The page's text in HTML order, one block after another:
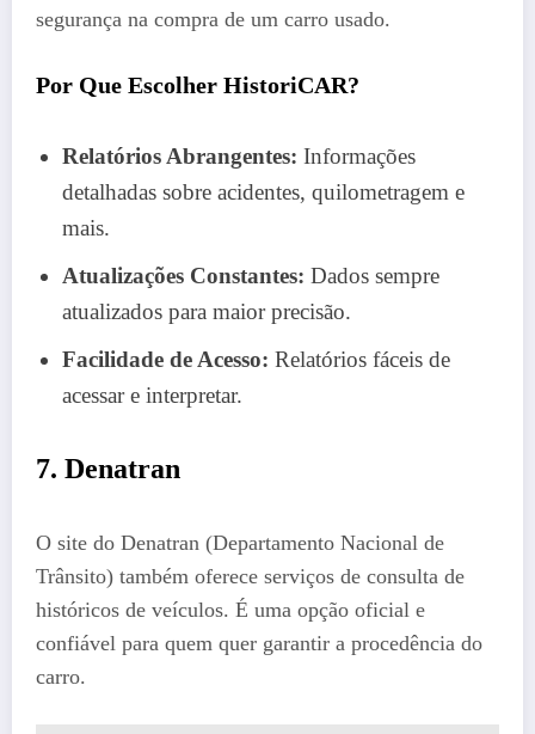
segurança na compra de um carro usado.
Por Que Escolher HistoriCAR?
Relatórios Abrangentes: Informações
detalhadas sobre acidentes, quilometragem e
mais.
Atualizações Constantes: Dados sempre
atualizados para maior precisão.
Facilidade de Acesso: Relatórios fáceis de
acessar e interpretar.
7. Denatran
O site do Denatran (Departamento Nacional de
Trânsito) também oferece serviços de consulta de
históricos de veículos. É uma opção oficial e
confiável para quem quer garantir a procedência do
carro.